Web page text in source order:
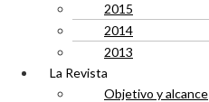
2015
2014
2013
La Revista
Objetivo y alcance